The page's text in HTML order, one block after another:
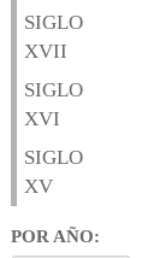
SIGLO
XVII
SIGLO
XVI
SIGLO
XV
POR AÑO: